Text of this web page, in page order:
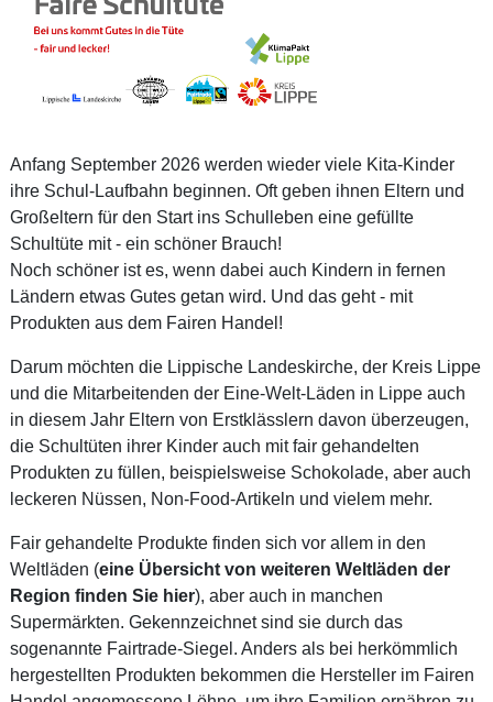
Anfang September 2026 werden wieder viele Kita-Kinder
ihre Schul-Laufbahn beginnen. Oft geben ihnen Eltern und
Großeltern für den Start ins Schulleben eine gefüllte
Schultüte mit - ein schöner Brauch!
Noch schöner ist es, wenn dabei auch Kindern in fernen
Ländern etwas Gutes getan wird. Und das geht - mit
Produkten aus dem Fairen Handel!
Darum möchten die Lippische Landeskirche, der Kreis Lippe
und die Mitarbeitenden der Eine-Welt-Läden in Lippe auch
in diesem Jahr Eltern von Erstklässlern davon überzeugen,
die Schultüten ihrer Kinder auch mit fair gehandelten
Produkten zu füllen, beispielsweise Schokolade, aber auch
leckeren Nüssen, Non-Food-Artikeln und vielem mehr.
Fair gehandelte Produkte finden sich vor allem in den
Weltläden (eine Übersicht von weiteren Weltläden der
Region finden Sie hier), aber auch in manchen
Supermärkten. Gekennzeichnet sind sie durch das
sogenannte Fairtrade-Siegel. Anders als bei herkömmlich
hergestellten Produkten bekommen die Hersteller im Fairen